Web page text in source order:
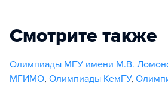
Смотрите также
Олимпиады МГУ имени М.В.
МГИМО, Олимпиады КемГУ,